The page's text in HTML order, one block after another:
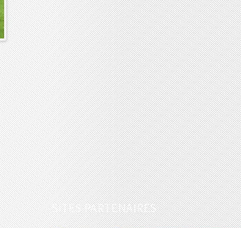
SITES PARTENAIRES